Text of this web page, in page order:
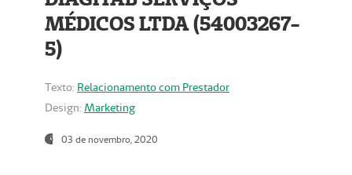
MÉDICOS LTDA (54003267-
5)
Texto: Relacionamento com Prestador
Design: Marketing
03 de novembro, 2020